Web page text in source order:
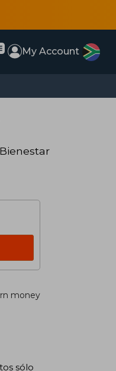
My Account
money
sólo